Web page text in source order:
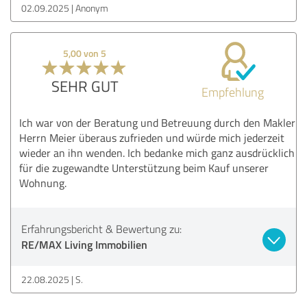
02.09.2025 Anonym
5,00 von 5
SEHR GUT Empfehlung
Ich war von der Beratung und Betreuung durch den Makler
Herrn Meier überaus zufrieden und würde mich jederzeit
wieder an ihn wenden. Ich bedanke mich ganz ausdrücklich
für die zugewandte Unterstützung beim Kauf unserer
Wohnung.
Erfahrungsbericht & Bewertung zu:
RE/MAX Living Immobilien
22.08.2025 S.